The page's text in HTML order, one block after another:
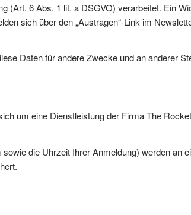
(Art. 6 Abs. 1 lit. a DSGVO) verarbeitet. Ein
sich über den „Austragen“-Link im
Daten für andere Zwecke und an anderer
um eine Dienstleistung der Firma The
die Uhrzeit Ihrer Anmeldung) werden an